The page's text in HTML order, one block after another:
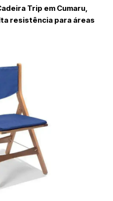
Trip em Cumaru,
resistência para áreas